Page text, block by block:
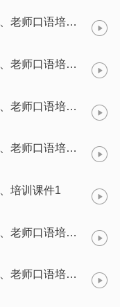
粤语教学，广东话、广州话、香港话、老师口语培训1
粤语教学，广东话、广州话、香港话、老师口语培训2
粤语教学，广东话、广州话、香港话、老师口语培训3
粤语教学，广东话、广州话、香港话、老师口语培训4
培训课件1
广东话、广州话、香港话、白话学习、老师口语培训2
广东话、广州话、香港话、白话学习、老师口语培训3